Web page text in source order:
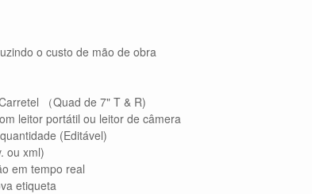
o custo de mão de obra
（Quad de 7" T & R)
leitor portátil ou leitor de câmera
(Editável)
ou xml)
em tempo real
etiqueta